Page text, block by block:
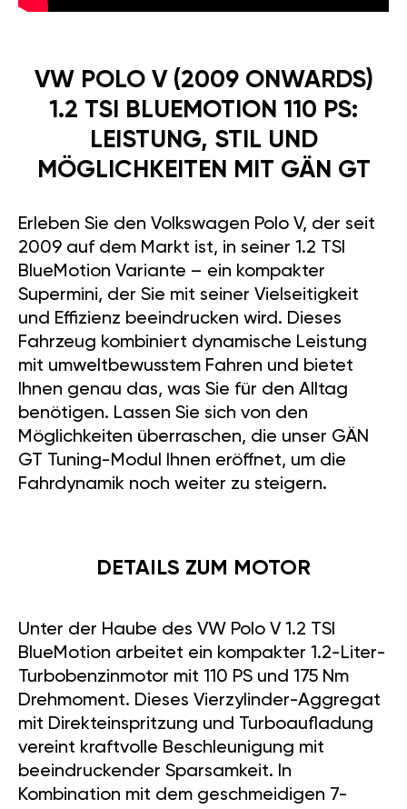
VW POLO V (2009 ONWARDS)
1.2 TSI BLUEMOTION 110 PS:
LEISTUNG, STIL UND
MÖGLICHKEITEN MIT GÄN GT
Erleben Sie den Volkswagen Polo V, der seit
2009 auf dem Markt ist, in seiner 1.2 TSI
BlueMotion Variante – ein kompakter
Supermini, der Sie mit seiner Vielseitigkeit
und Effizienz beeindrucken wird. Dieses
Fahrzeug kombiniert dynamische Leistung
mit umweltbewusstem Fahren und bietet
Ihnen genau das, was Sie für den Alltag
benötigen. Lassen Sie sich von den
Möglichkeiten überraschen, die unser GÄN
GT Tuning-Modul Ihnen eröffnet, um die
Fahrdynamik noch weiter zu steigern.
DETAILS ZUM MOTOR
Unter der Haube des VW Polo V 1.2 TSI
BlueMotion arbeitet ein kompakter 1.2-Liter-
Turbobenzinmotor mit 110 PS und 175 Nm
Drehmoment. Dieses Vierzylinder-Aggregat
mit Direkteinspritzung und Turboaufladung
vereint kraftvolle Beschleunigung mit
beeindruckender Sparsamkeit. In
Kombination mit dem geschmeidigen 7-